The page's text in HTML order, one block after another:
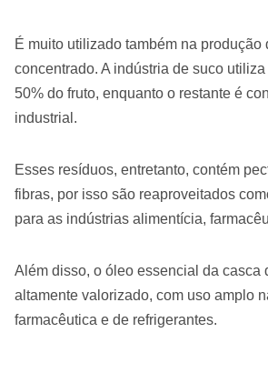
É muito utilizado também na produção
concentrado. A indústria de suco
50% do fruto, enquanto o restante é
industrial.
Esses resíduos, entretanto, contém
fibras, por isso são reaproveitados
para as indústrias alimentícia,
Além disso, o óleo essencial da casca
altamente valorizado, com uso amplo
farmacêutica e de refrigerantes.